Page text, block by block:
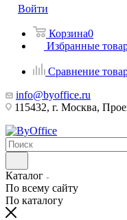
Войти
Корзина0
Избранные
Сравнение
info@byoffice.ru
115432, г. Москва,
Каталог
По всему сайту
По каталогу